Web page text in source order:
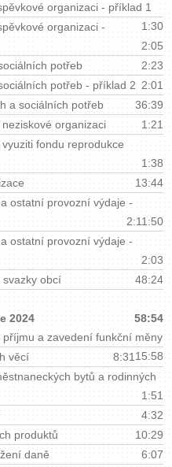
organizaci - příklad 1
1:30
organizaci -
2:05
potřeb
2:23
potřeb - příklad 2 2:01
a sociálních potřeb
36:39
organizaci
1:21
fondu reprodukce
1:38
13:44
ostatní provozní výdaje -
2:11:50
ostatní provozní výdaje -
2:03
svazky obcí 48:24
2024
58:54
a zavedení funkční měny
15:58
věcí
8:31
bytů a rodinných
1:51
4:32
produktů
10:29
daně
6:07